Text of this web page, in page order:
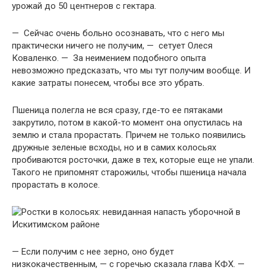
урожай до 50 центнеров с гектара.
— Сейчас очень больно осознавать, что с него мы
практически ничего не получим, — сетует Олеся
Коваленко. — За неимением подобного опыта
невозможно предсказать, что мы тут получим вообще. И
какие затраты понесем, чтобы все это убрать.
Пшеница полегла не вся сразу, где-то ее пятаками
закрутило, потом в какой-то момент она опустилась на
землю и стала прорастать. Причем не только появились
дружные зеленые всходы, но и в самих колосьях
пробиваются росточки, даже в тех, которые еще не упали.
Такого не припомнят старожилы, чтобы пшеница начала
прорастать в колосе.
— Если получим с нее зерно, оно будет
низкокачественным, — с горечью сказала глава КФХ. —